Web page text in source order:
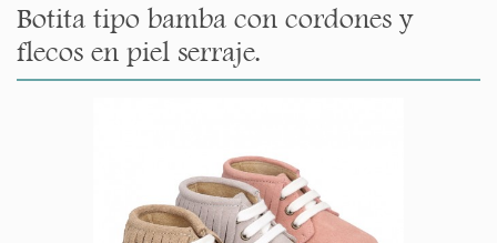
Botita tipo bamba con cordones y
flecos en piel serraje.